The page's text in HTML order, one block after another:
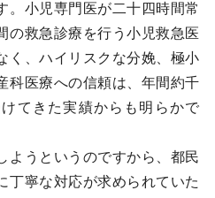
。小児専門医が二十四時間常
の救急診療を行う小児救急医
く、ハイリスクな分娩、極小
科医療への信頼は、年間約千
てきた実績からも明らかで
うというのですから、都民
丁寧な対応が求められていた